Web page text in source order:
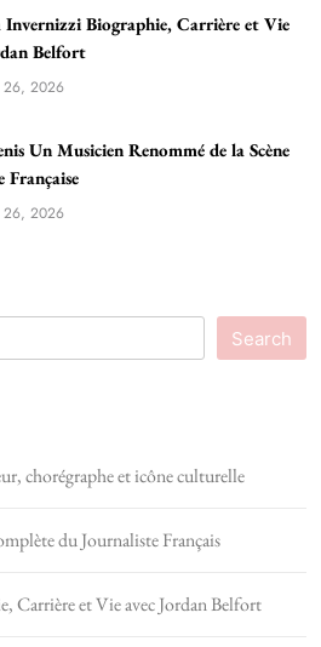
Biographie, Carrière et Vie
Belfort
26, 2026
Un Musicien Renommé de la Scène
Française
26, 2026
Search
chorégraphe et icône culturelle
du Journaliste Français
Carrière et Vie avec Jordan Belfort